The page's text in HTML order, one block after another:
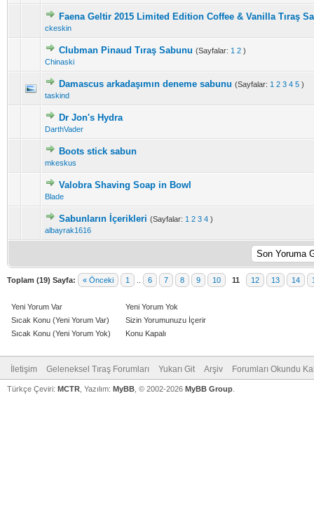
Faena Geltir 2015 Limited Edition Coffee & Vanilla Tıraş
ckeskin
Clubman Pinaud Tıraş Sabunu (Sayfalar: 1 2 )
Chinaski
Damascus arkadaşımın deneme sabunu (Sayfalar: 1 2 3 4 5 )
taskind
Dr Jon's Hydra
DarthVader
Boots stick sabun
mkeskus
Valobra Shaving Soap in Bowl
Blade
Sabunların İçerikleri (Sayfalar: 1 2 3 4 )
albayrak1616
Toplam (19) Sayfa: « Önceki 1 6 7 8 9 10 11 12 13 14
Yeni Yorum Var
Sıcak Konu (Yeni Yorum Var)
Sıcak Konu (Yeni Yorum Yok)
Yeni Yorum Yok
Sizin Yorumunuzu İçerir
Konu Kapalı
İletişim Geleneksel Tıraş Forumları Yukarı Git Arşiv Forumları Okundu
Türkçe Çeviri: MCTR , Yazılım: MyBB , © 2002-2026 MyBB Group